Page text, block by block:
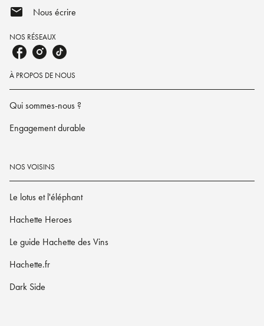
mail Nous écrire
NOS RÉSEAUX
À PROPOS DE NOUS
Qui sommes-nous ?
Engagement durable
NOS VOISINS
Le lotus et l'éléphant
Hachette Heroes
Le guide Hachette des Vins
Hachette.fr
Dark Side